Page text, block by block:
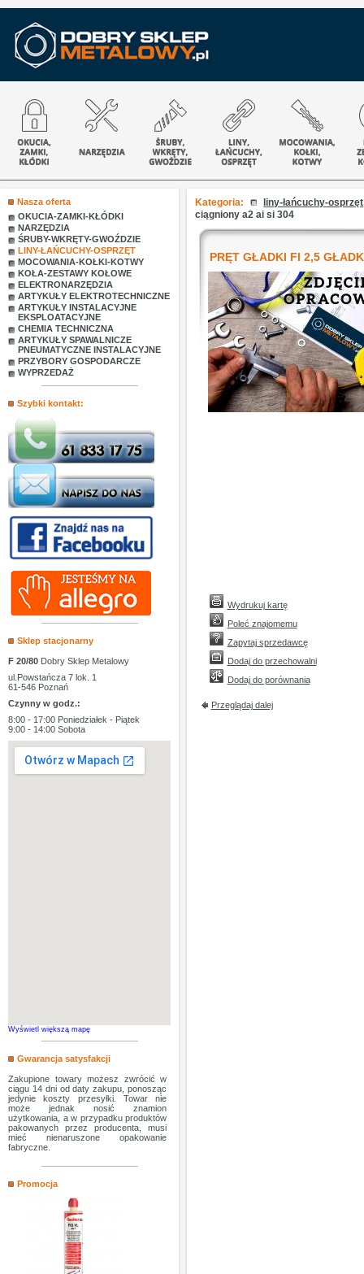
Nasza oferta
OKUCIA-ZAMKI-KŁÓDKI
NARZĘDZIA
ŚRUBY-WKRĘTY-GWOŹDZIE
LINY-ŁAŃCUCHY-OSPRZĘT
MOCOWANIA-KOŁKI-KOTWY
KOŁA-ZESTAWY KOŁOWE
ELEKTRONARZĘDZIA
ARTYKUŁY ELEKTROTECHNICZNE
ARTYKUŁY INSTALACYJNE
EKSPLOATACYJNE
CHEMIA TECHNICZNA
ARTYKUŁY SPAWALNICZE
PNEUMATYCZNE INSTALACYJNE
PRZYBORY GOSPODARCZE
WYPRZEDAŻ
Szybki kontakt:
Sklep stacjonarny
F 20/80 Dobry Sklep Metalowy
ul.Powstańcza 7 lok. 1
61-546 Poznań
Czynny w godz.:
8:00 - 17:00 Poniedziałek - Piątek
9:00 - 14:00 Sobota
Wyświetl większą mapę
Gwarancja satysfakcji
Zakupione towary możesz zwrócić w
ciągu 14 dni od daty zakupu, ponosząc
jedynie koszty przesyłki. Towar nie
może jednak nosić znamion
użytkowania, a w przypadku produktów
pakowanych przez producenta, musi
mieć nienaruszone opakowanie
fabryczne.
Promocja
Kategoria:
liny-łańcuchy-osprzęt
ciągniony a2 ai si 304
PRĘT GŁADKI FI 2,5
Wydrukuj kartę
Poleć znajomemu
Zapytaj sprzedawcę
Dodaj do przechowalni
Dodaj do porównania
Przeglądaj dalej